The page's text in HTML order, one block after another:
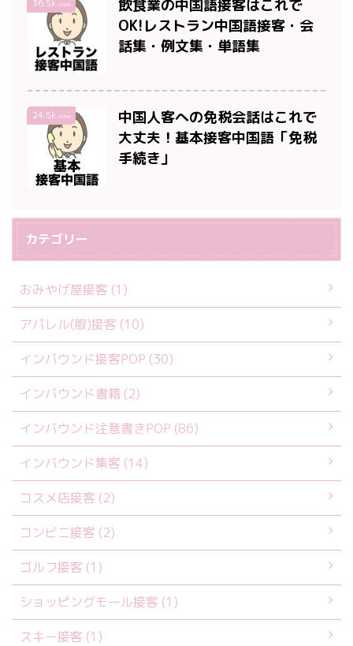
36.5k view
飲食業の中国語接客はこれで
OK!レストラン中国語接客・会
話集・例文集・単語集
24.5k view
中国人客への免税会話はこれで
大丈夫！基本接客中国語「免税
手続き」
カテゴリー
おみやげ屋接客 (1)
アパレル(服)接客 (10)
インバウンド接客POP (30)
インバウンド書籍 (2)
インバウンド注意書きPOP (86)
インバウンド集客 (14)
コスメ店接客 (2)
コンビニ接客 (2)
ゴルフ接客 (1)
ショッピングモール接客 (1)
スキー接客 (1)